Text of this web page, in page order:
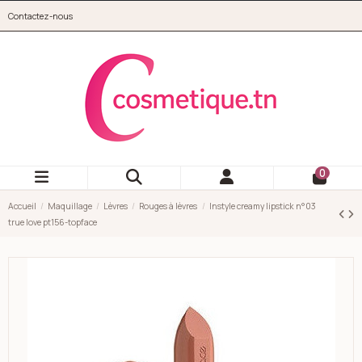
Contactez-nous
0
Accueil Maquillage Lèvres Rouges à lèvres
Instyle creamy lipstick n°03
true love pt156-topface